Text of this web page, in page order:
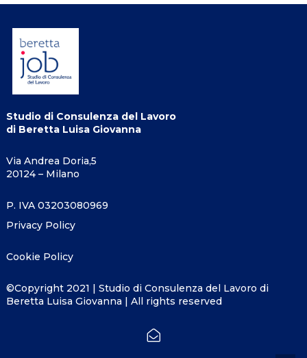
Studio di Consulenza del Lavoro
di Beretta Luisa Giovanna
Via Andrea Doria,5
20124 – Milano
P. IVA 03203080969
Privacy Policy
Cookie Policy
©Copyright 2021 | Studio di Consulenza del Lavoro di
Beretta Luisa Giovanna | All rights reserved